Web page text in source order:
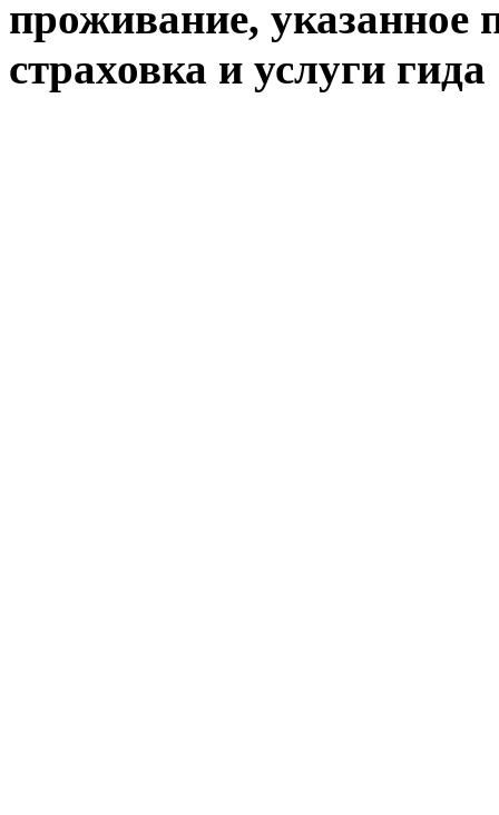
проживание, указанное
страховка и услуги гида